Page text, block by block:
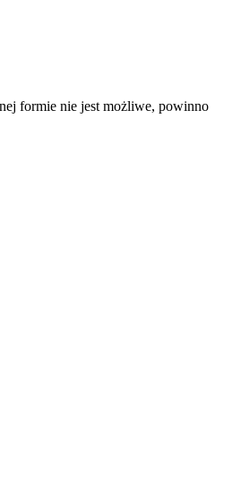
formie nie jest możliwe, powinno